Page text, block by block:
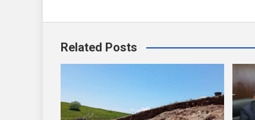
Related Posts